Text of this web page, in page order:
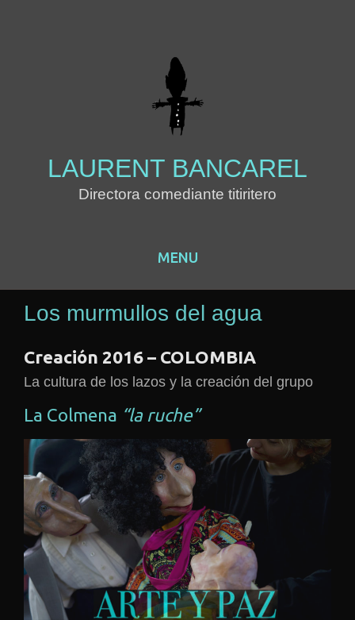
LAURENT BANCAREL
Directora comediante titiritero
MENU
Skip to content
Los murmullos del agua
Creación 2016 – COLOMBIA
La cultura de los lazos y la creación del grupo
La Colmena “la ruche”